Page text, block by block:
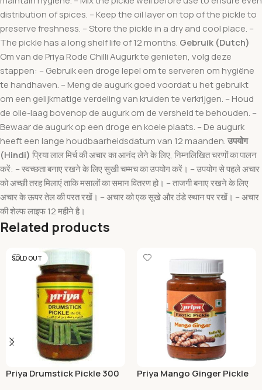
distribution of spices. – Keep the oil layer on top of the pickle to
preserve freshness. – Store the pickle in a dry and cool place. –
The pickle has a long shelf life of 12 months. Gebruik (Dutch)
Om van de Priya Rode Chilli Augurk te genieten, volg deze
stappen: – Gebruik een droge lepel om te serveren om hygiëne
te handhaven. – Meng de augurk goed voordat u het gebruikt
om een gelijkmatige verdeling van kruiden te verkrijgen. – Houd
de olie-laag bovenop de augurk om de versheid te behouden. –
Bewaar de augurk op een droge en koele plaats. – De augurk
heeft een lange houdbaarheidsdatum van 12 maanden.उपयोग
(Hindi) प्रिया लाल मिर्च की अचार का आनंद लेने के लिए, निम्नलिखित चरणों का पालन
करें: – स्वच्छता बनाए रखने के लिए सुखी चम्मच का उपयोग करें। – उपयोग से पहले अचार
को अच्छी तरह मिलाएं ताकि मसालों का समान वितरण हो। – ताजगी बनाए रखने के लिए
अचार के ऊपर तेल की परत रखें। – अचार को एक सूखे और ठंडे स्थान पर रखें। – अचार
की शेल्फ लाइफ 12 महीने है।
Related products
SOLD OUT
Priya Drumstick Pickle 300
Priya Mango Ginger Pickle